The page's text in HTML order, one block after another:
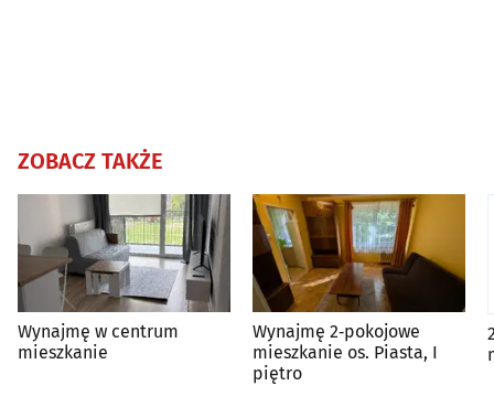
ZOBACZ TAKŻE
Wynajmę w centrum
mieszkanie
Wynajmę 2‑pokojowe
mieszkanie os. Piasta, I
piętro